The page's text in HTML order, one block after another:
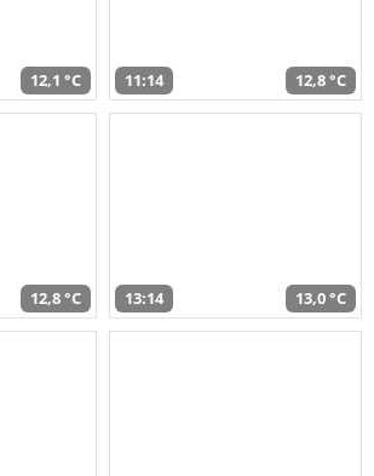
12,1 °C 11:14 12,8 °C
12,8 °C 13:14 13,0 °C